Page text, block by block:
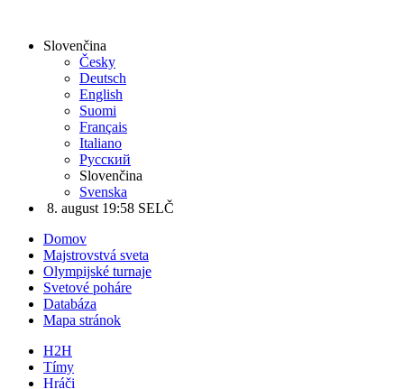
Slovenčina
Česky
Deutsch
English
Suomi
Français
Italiano
Русский
Slovenčina
Svenska
8. august 19:58 SELČ
Domov
Majstrovstvá sveta
Olympijské turnaje
Svetové poháre
Databáza
Mapa stránok
H2H
Tímy
Hráči